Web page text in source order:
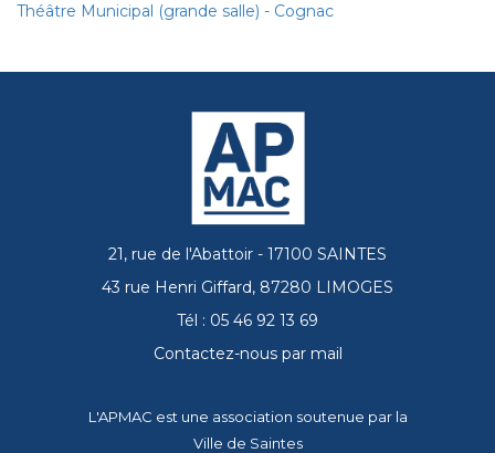
Théâtre Municipal (grande salle) - Cognac
21, rue de l'Abattoir - 17100 SAINTES
43 rue Henri Giffard, 87280 LIMOGES
Tél : 05 46 92 13 69
Contactez-nous par mail
L'APMAC est une association soutenue par la
Ville de Saintes